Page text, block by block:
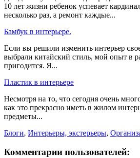
10 лет жизни ребенок успевает
несколько раз, а ремонт каждые...
Бамбук в интерьере.
Если вы решили изменить интерьер
выбрали китайский стиль, мой опыт в
пригодится. Я...
Пластик в интерьере
Несмотря на то, что сегодня очень
как это прекрасно иметь в жилом
предметы...
Блоги, Интерьеры, экстерьеры,
Комментарии пользователей: